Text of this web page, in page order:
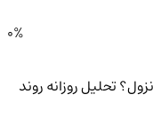
0%
تحلیل روزانه روند